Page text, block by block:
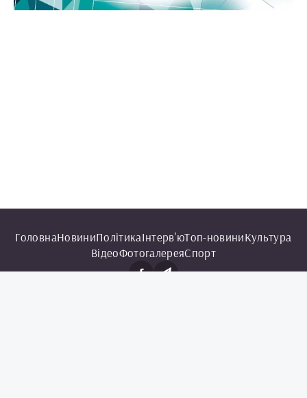
ГоловнаНовиниПолітикаІнтерв'юТоп-новиниКультура
ВідеоФотогалереяСпорт